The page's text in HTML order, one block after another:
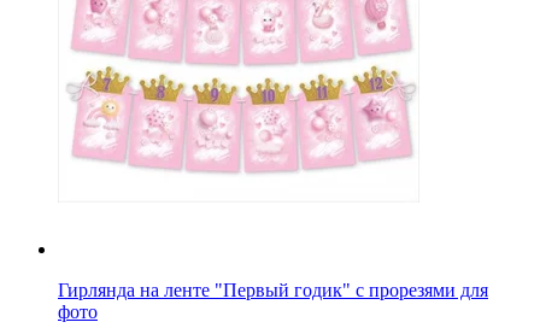
Гирлянда на ленте "Первый годик" с прорезями для
фото